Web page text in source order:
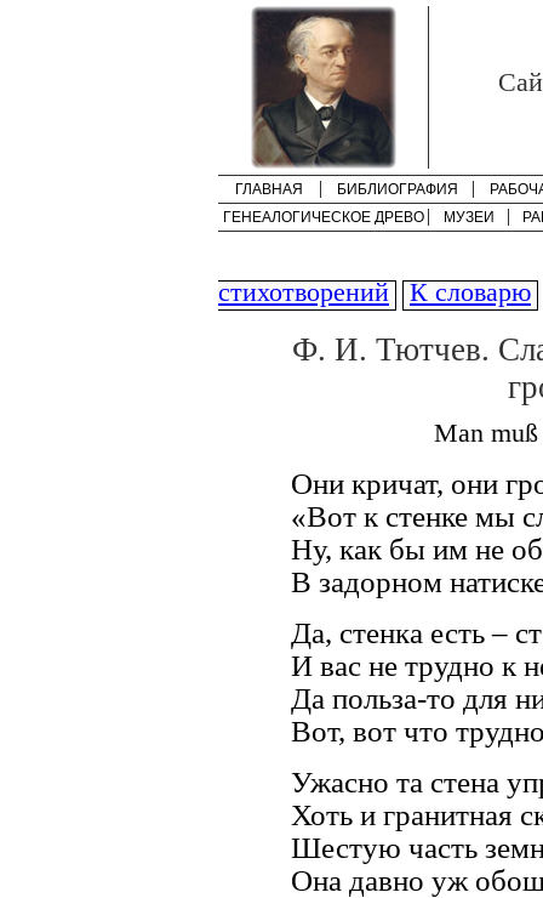
ГЛАВНАЯ БИБЛИОГРАФИЯ
ГЕНЕАЛОГИЧЕСКОЕ ДРЕВО
МУЗЕИ
стихотворений К словарю
Ф. И. Тютчев.
Man
Они кричат, они
«Вот к стенке мы
Ну, как бы им не
В задорном
Да, стенка есть –
И вас не трудно к
Да польза-то для
Вот, вот что
Ужасно та стена
Хоть и гранитная
Шестую часть
Она давно уж